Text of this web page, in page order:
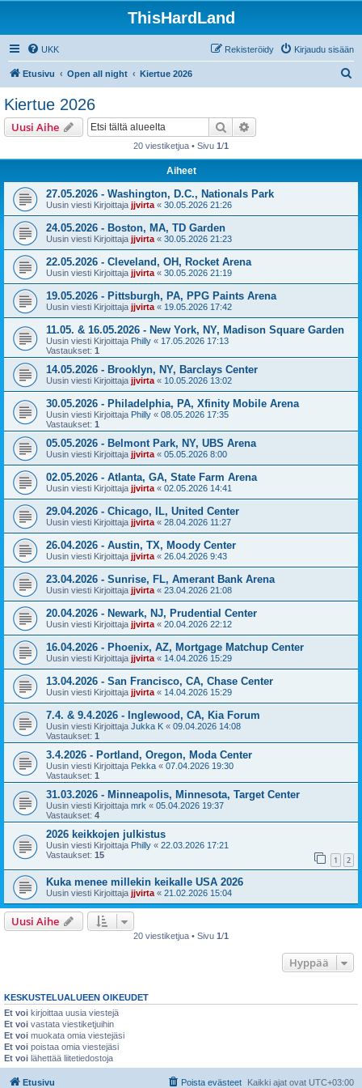
ThisHardLand
UKK Kirjaudu sisään
Rekisteröidy
Etusivu Open all night Kiertue 2026
Kiertue 2026
Uusi Aihe Etsi
20 viestiketjua • Sivu 1/1
Aiheet
27.05.2026 - Washington, D.C., Nationals Park
Uusin viesti Kirjoittaja jjvirta « 30.05.2026 21:26
24.05.2026 - Boston, MA, TD Garden
Uusin viesti Kirjoittaja jjvirta « 30.05.2026 21:23
22.05.2026 - Cleveland, OH, Rocket Arena
Uusin viesti Kirjoittaja jjvirta « 30.05.2026 21:19
19.05.2026 - Pittsburgh, PA, PPG Paints Arena
Uusin viesti Kirjoittaja jjvirta « 19.05.2026 17:42
11.05. & 16.05.2026 - New York, NY, Madison Square Garden
Uusin viesti Kirjoittaja Philly « 17.05.2026 17:13
Vastaukset: 1
14.05.2026 - Brooklyn, NY, Barclays Center
Uusin viesti Kirjoittaja jjvirta « 10.05.2026 13:02
30.05.2026 - Philadelphia, PA, Xfinity Mobile Arena
Uusin viesti Kirjoittaja Philly « 08.05.2026 17:35
Vastaukset: 1
05.05.2026 - Belmont Park, NY, UBS Arena
Uusin viesti Kirjoittaja jjvirta « 05.05.2026 8:00
02.05.2026 - Atlanta, GA, State Farm Arena
Uusin viesti Kirjoittaja jjvirta « 02.05.2026 14:41
29.04.2026 - Chicago, IL, United Center
Uusin viesti Kirjoittaja jjvirta « 28.04.2026 11:27
26.04.2026 - Austin, TX, Moody Center
Uusin viesti Kirjoittaja jjvirta « 26.04.2026 9:43
23.04.2026 - Sunrise, FL, Amerant Bank Arena
Uusin viesti Kirjoittaja jjvirta « 23.04.2026 21:08
20.04.2026 - Newark, NJ, Prudential Center
Uusin viesti Kirjoittaja jjvirta « 20.04.2026 22:12
16.04.2026 - Phoenix, AZ, Mortgage Matchup Center
Uusin viesti Kirjoittaja jjvirta « 14.04.2026 15:29
13.04.2026 - San Francisco, CA, Chase Center
Uusin viesti Kirjoittaja jjvirta « 14.04.2026 15:29
7.4. & 9.4.2026 - Inglewood, CA, Kia Forum
Uusin viesti Kirjoittaja Jukka K « 09.04.2026 14:08
Vastaukset: 1
3.4.2026 - Portland, Oregon, Moda Center
Uusin viesti Kirjoittaja Pekka « 07.04.2026 19:30
Vastaukset: 1
31.03.2026 - Minneapolis, Minnesota, Target Center
Uusin viesti Kirjoittaja mrk « 05.04.2026 19:37
Vastaukset: 4
2026 keikkojen julkistus
Uusin viesti Kirjoittaja Philly « 22.03.2026 17:21
Vastaukset: 15 1 2
Kuka menee millekin keikalle USA 2026
Uusin viesti Kirjoittaja jjvirta « 21.02.2026 15:04
Uusi Aihe
20 viestiketjua • Sivu 1/1
Hyppää
KESKUSTELUALUEEN OIKEUDET
Et voi kirjoittaa uusia viestejä
Et voi vastata viestiketjuihin
Et voi muokata omia viestejäsi
Et voi poistaa omia viestejäsi
Et voi lähettää liitetiedostoja
Etusivu Kaikki ajat ovat UTC+03:00
Poista evästeet